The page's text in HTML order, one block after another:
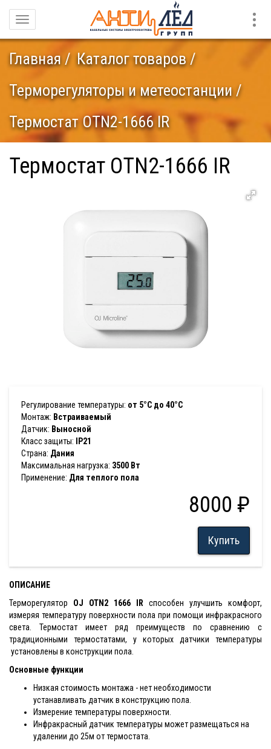
Навигация
Главная
Каталог товаров
Терморегуляторы и метеостанции
Термостат OTN2-1666 IR
Термостат OTN2-1666 IR
Регулирование температуры: от 5°C до 40°C
Монтаж: Встраиваемый
Датчик: Выносной
Класс защиты:
IP21
Страна: Дания
Максимальная нагрузка: 3500 Вт
Применение: Для теплого пола
8000 ₽
Купить
ОПИСАНИЕ
Терморегулятор OJ OTN2 1666 IR способен улучшить комфорт,
измеряя температуру поверхности пола при помощи инфракрасного
света. Термостат имеет ряд преимуществ по сравнению с
традиционными термостатами, у которых датчики температуры
установлены в конструкции пола.
Основные функции
Низкая стоимость монтажа - нет необходимости
устанавливать датчик в конструкцию пола.
Измерение температуры поверхности.
Инфракрасный датчик температуры может размещаться на
удалении до 25м от термостата.